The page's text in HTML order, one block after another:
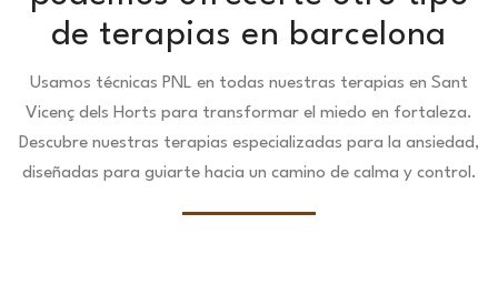
de terapias en barcelona
Usamos técnicas PNL en todas nuestras terapias en Sant
Vicenç dels Horts para transformar el miedo en fortaleza.
Descubre nuestras terapias especializadas para la ansiedad,
diseñadas para guiarte hacia un camino de calma y control.